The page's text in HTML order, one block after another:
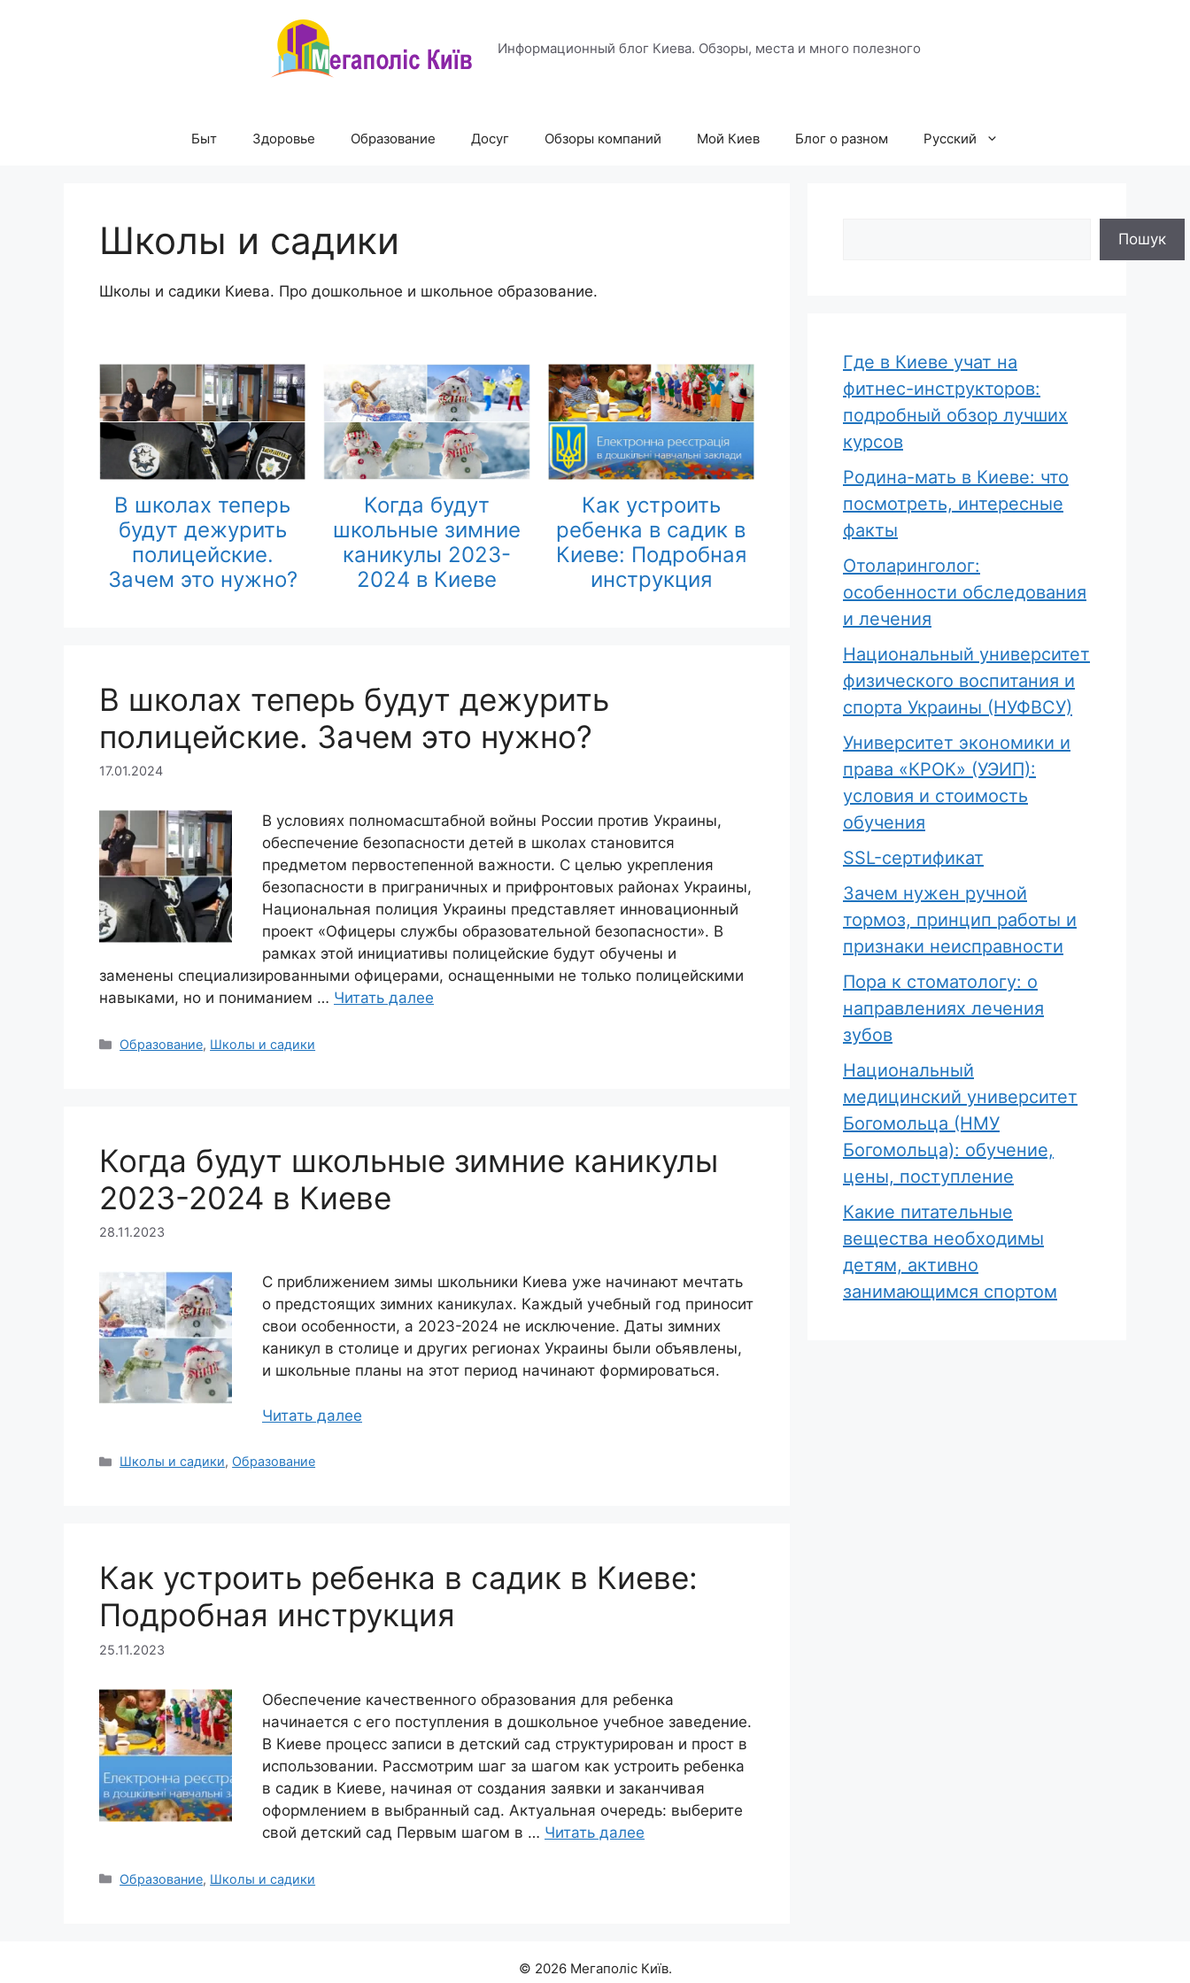
Информационный блог Киева. Обзоры, места и много полезного
Быт Здоровье Образование Досуг Обзоры компаний Мой Киев Блог о разном Русский
Школы и садики
Школы и садики Киева. Про дошкольное и школьное образование.
В школах теперь
будут дежурить
полицейские.
Зачем это нужно?
Когда будут
школьные зимние
каникулы 2023-
2024 в Киеве
Как устроить
ребенка в садик в
Киеве: Подробная
инструкция
В школах теперь будут дежурить
полицейские. Зачем это нужно?
17.01.2024
В условиях полномасштабной войны России против Украины,
обеспечение безопасности детей в школах становится
предметом первостепенной важности. С целью укрепления
безопасности в приграничных и прифронтовых районах Украины,
Национальная полиция Украины представляет инновационный
проект «Офицеры службы образовательной безопасности». В
рамках этой инициативы полицейские будут обучены и
заменены специализированными офицерами, оснащенными не только полицейскими
навыками, но и пониманием … Читать далее
Рубрики
Образование, Школы и садики
Когда будут школьные зимние каникулы
2023-2024 в Киеве
28.11.2023
С приближением зимы школьники Киева уже начинают мечтать
о предстоящих зимних каникулах. Каждый учебный год приносит
свои особенности, а 2023-2024 не исключение. Даты зимних
каникул в столице и других регионах Украины были объявлены,
и школьные планы на этот период начинают формироваться.
Читать далее
Рубрики
Школы и садики, Образование
Как устроить ребенка в садик в Киеве:
Подробная инструкция
25.11.2023
Обеспечение качественного образования для ребенка
начинается с его поступления в дошкольное учебное заведение.
В Киеве процесс записи в детский сад структурирован и прост в
использовании. Рассмотрим шаг за шагом как устроить ребенка
в садик в Киеве, начиная от создания заявки и заканчивая
оформлением в выбранный сад. Актуальная очередь: выберите
свой детский сад Первым шагом в … Читать далее
Рубрики
Образование, Школы и садики
Пошук
Где в Киеве учат на
фитнес-инструкторов:
подробный обзор лучших
курсов
Родина-мать в Киеве: что
посмотреть, интересные
факты
Отоларинголог:
особенности обследования
и лечения
Национальный университет
физического воспитания и
спорта Украины (НУФВСУ)
Университет экономики и
права «КРОК» (УЭИП):
условия и стоимость
обучения
SSL-сертификат
Зачем нужен ручной
тормоз, принцип работы и
признаки неисправности
Пора к стоматологу: о
направлениях лечения
зубов
Национальный
медицинский университет
Богомольца (НМУ
Богомольца): обучение,
цены, поступление
Какие питательные
вещества необходимы
детям, активно
занимающимся спортом
© 2026 Мегаполіс Київ.